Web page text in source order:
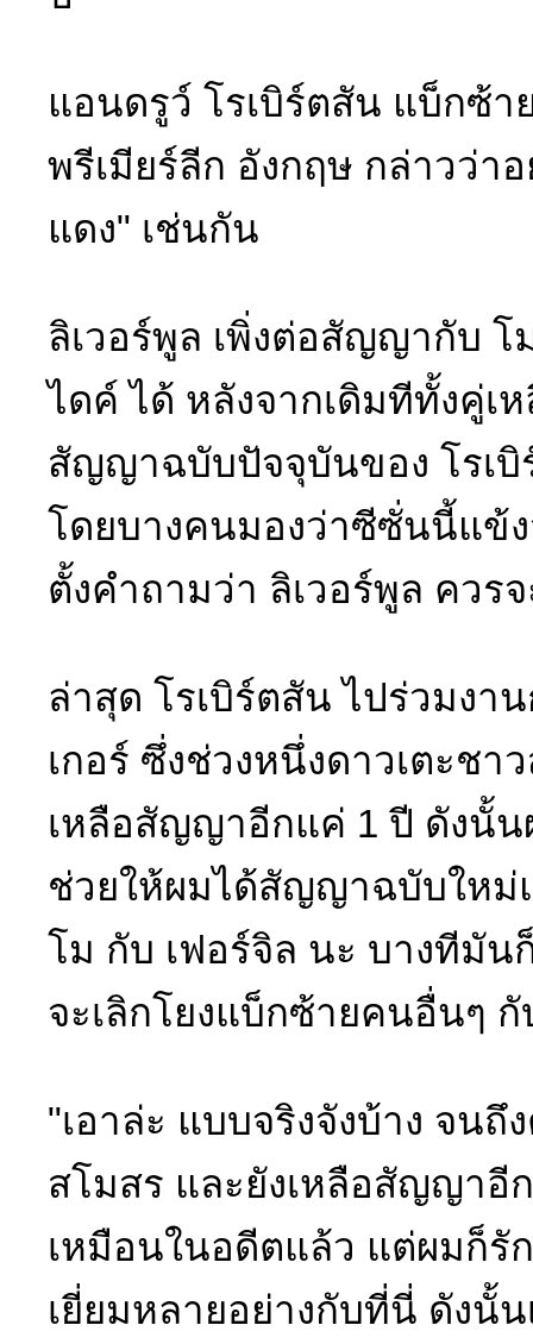
แอนดรูว์ โรเบิร์ตสัน แบ็กซ้า
พรีเมียร์ลีก อังกฤษ กล่าวว่
แดง" เช่นกัน
ลิเวอร์พูล เพิ่งต่อสัญญากับ
ไดค์ ได้ หลังจากเดิมทีทั้งคู่
สัญญาฉบับปัจจุบันของ โรเ
โดยบางคนมองว่าซีซั่นนี้แข้
ตั้งคำถามว่า ลิเวอร์พูล ควร
ล่าสุด โรเบิร์ตสัน ไปร่วมงา
เกอร์ ซึ่งช่วงหนึ่งดาวเตะช
เหลือสัญญาอีกแค่ 1 ปี ดังนั้น
ช่วยให้ผมได้สัญญาฉบับให
โม กับ เฟอร์จิล นะ บางทีมัน
จะเลิกโยงแบ็กซ้ายคนอื่นๆ
"เอาล่ะ แบบจริงจังบ้าง จน
สโมสร และยังเหลือสัญญาอี
เหมือนในอดีตแล้ว แต่ผมก็รั
เยี่ยมหลายอย่างกับที่นี่ ดังนั้